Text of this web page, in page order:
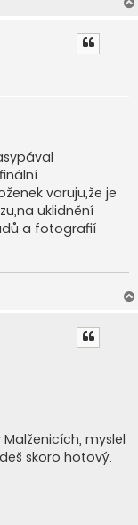
varuju,že je
uklidnění
a fotografií
myslel
skoro hotový.